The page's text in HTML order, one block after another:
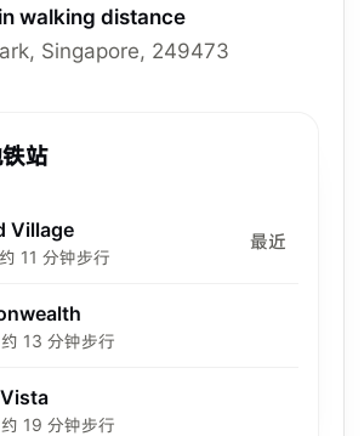
walking distance
Singapore, 249473
站
Village
11 分钟步行
最近
13 分钟步行
19 分钟步行